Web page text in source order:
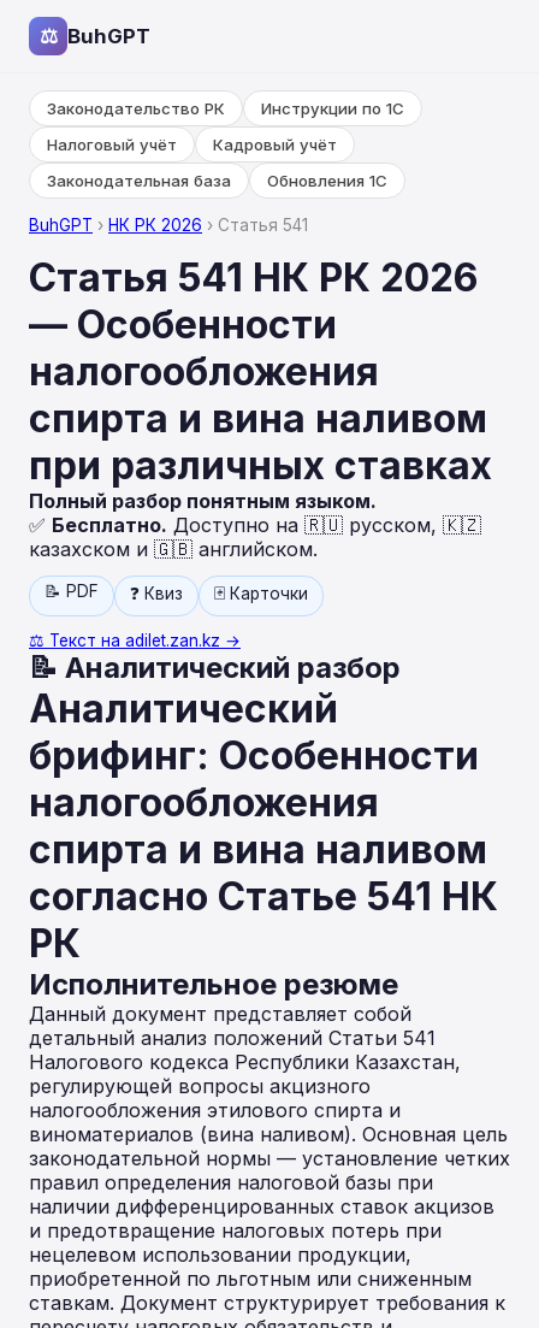
⚖ BuhGPT
Законодательство РК
Инструкции по 1С
Налоговый учёт
Кадровый учёт
Законодательная база
Обновления 1С
BuhGPT › НК РК 2026 › Статья 541
Статья 541 НК РК 2026
— Особенности
налогообложения
спирта и вина наливом
при различных ставках
Полный разбор понятным языком.
✅ Бесплатно. Доступно на 🇷🇺 русском, 🇰🇿
казахском и 🇬🇧 английском.
📝 PDF ❓ Квиз 🃏 Карточки
⚖️ Текст на adilet.zan.kz →
📝 Аналитический разбор
Аналитический
брифинг: Особенности
налогообложения
спирта и вина наливом
согласно Статье 541 НК
РК
Исполнительное резюме
Данный документ представляет собой
детальный анализ положений Статьи 541
Налогового кодекса Республики Казахстан,
регулирующей вопросы акцизного
налогообложения этилового спирта и
виноматериалов (вина наливом). Основная цель
законодательной нормы — установление четких
правил определения налоговой базы при
наличии дифференцированных ставок акцизов
и предотвращение налоговых потерь при
нецелевом использовании продукции,
приобретенной по льготным или сниженным
ставкам. Документ структурирует требования к